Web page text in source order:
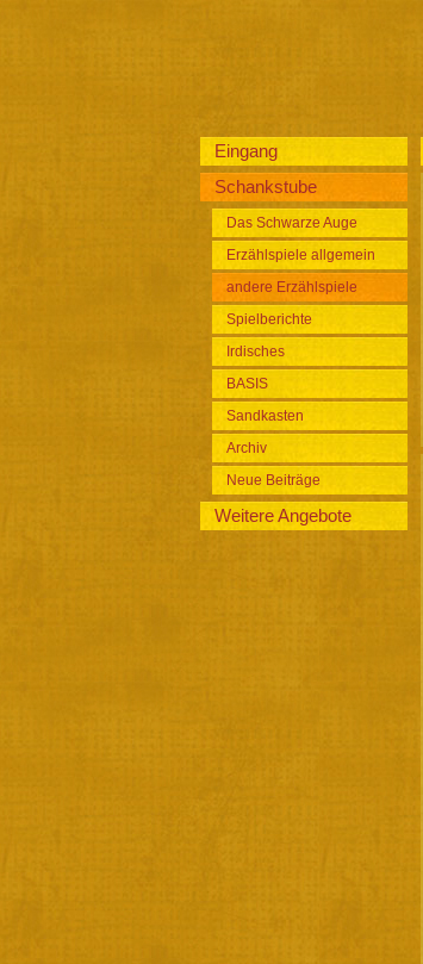
Eingang
Schankstube
Das Schwarze Auge
Erzählspiele allgemein
andere Erzählspiele
Spielberichte
Irdisches
BASIS
Sandkasten
Archiv
Neue Beiträge
Weitere Angebote